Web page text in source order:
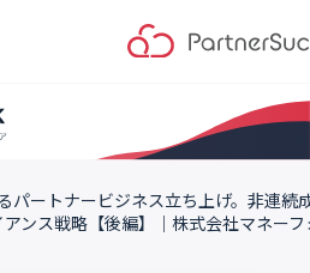
パートナービジネス立ち上げ。非連続
アンス戦略【後編】｜株式会社マネー